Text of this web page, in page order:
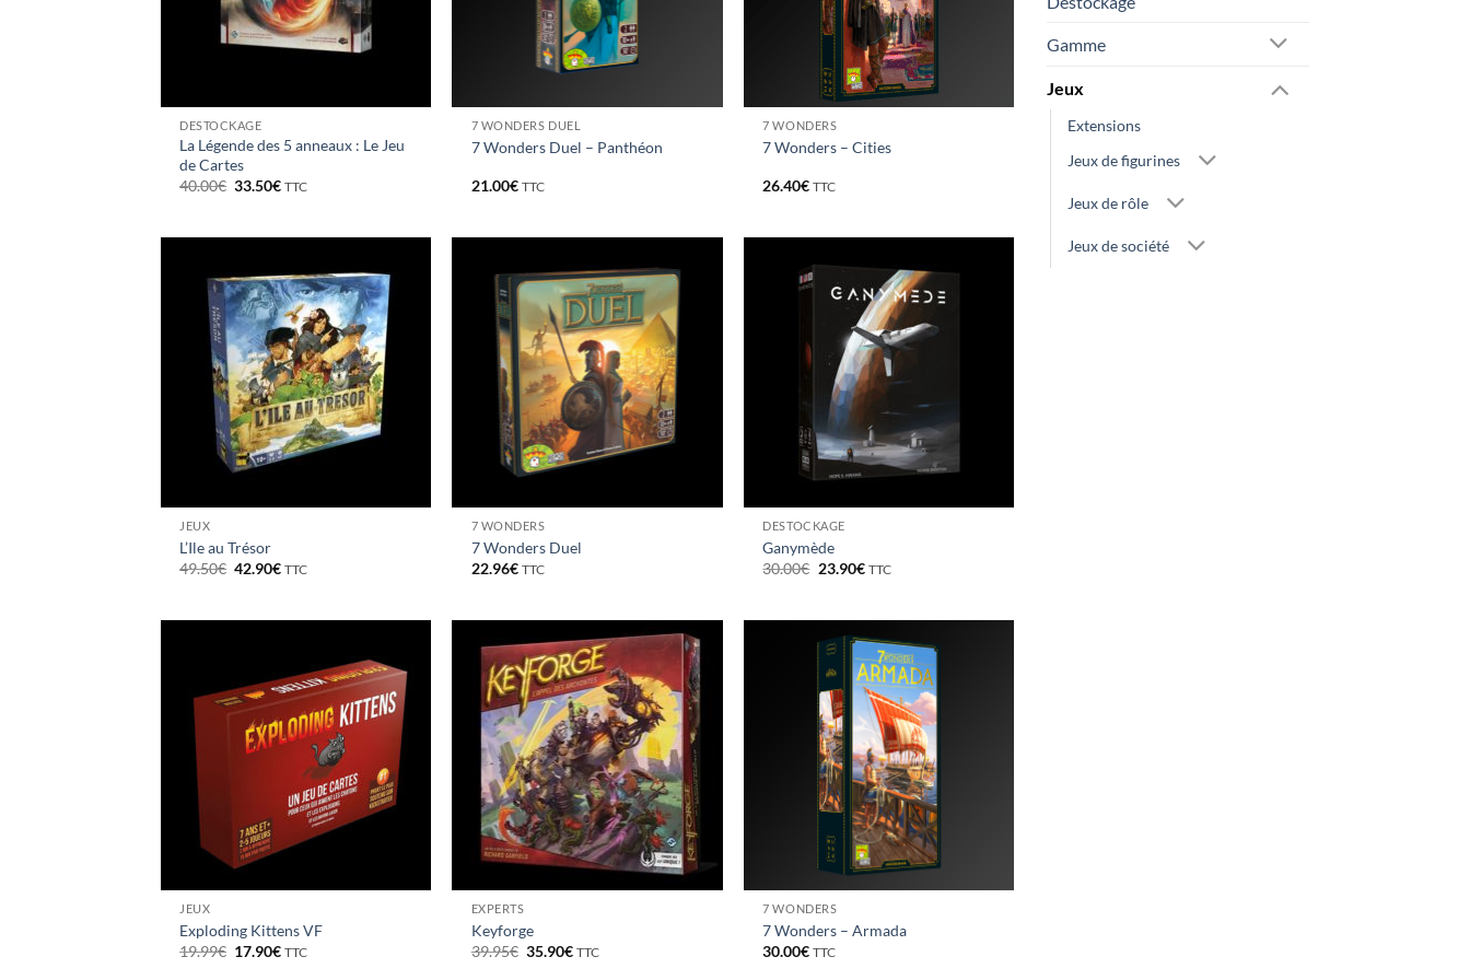
DESTOCKAGE
La Légende des 5 anneaux : Le Jeu
de Cartes
40.00€ Le
33.50€Le
TTC
7 WONDERS DUEL
7 Wonders Duel – Panthéon
21.00€ TTC
7 WONDERS
7 Wonders – Cities
26.40€ TTC
JEUX
L’Ile au Trésor
49.50€ Le
42.90€Le
TTC
7 WONDERS
7 Wonders Duel
22.96€ TTC
DESTOCKAGE
Ganymède
30.00€ Le
23.90€Le
TTC
JEUX
Exploding Kittens VF
19.99€ Le
17.90€Le
TTC
EXPERTS
Keyforge
39.95€ Le
35.90€Le
TTC
7 WONDERS
7 Wonders – Armada
30.00€ TTC
Gamme
Jeux
Extensions
Jeux de figurines
Jeux de rôle
Jeux de société